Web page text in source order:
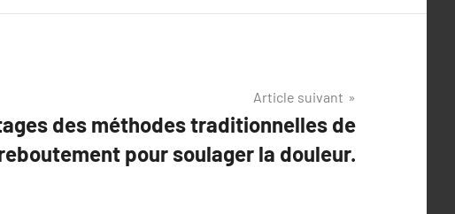
Article suivant
des méthodes traditionnelles de
pour soulager la douleur.